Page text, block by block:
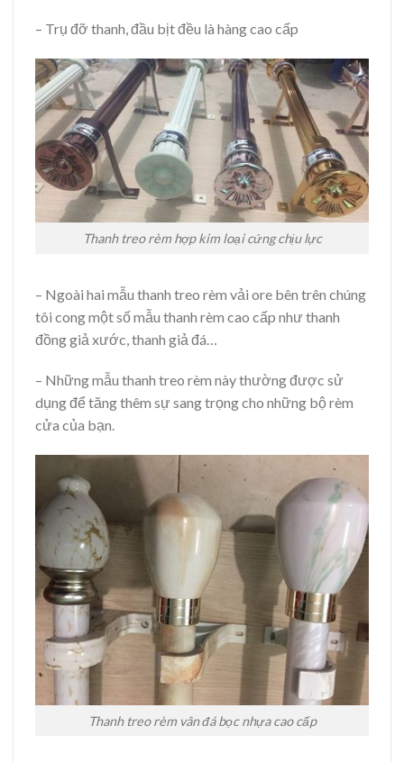
– Trụ đỡ thanh, đầu bịt đều là hàng cao cấp
Thanh treo rèm hợp kim loại cứng chịu lực
– Ngoài hai mẫu thanh treo rèm vải ore bên trên chúng
tôi cong một số mẫu thanh rèm cao cấp như thanh
đồng giả xước, thanh giả đá…
– Những mẫu thanh treo rèm này thường được sử
dụng để tăng thêm sự sang trọng cho những bộ rèm
cửa của bạn.
Thanh treo rèm vân đá bọc nhựa cao cấp